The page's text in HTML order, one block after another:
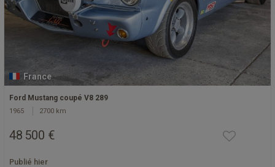
France
Ford Mustang coupé V8 289
1965 2700 km
48 500 €
Publié hier